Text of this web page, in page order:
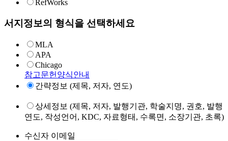
RefWorks
서지정보의 형식을 선택하세요
MLA
APA
Chicago
참고문헌양식안내
간략정보 (제목, 저자, 연도)
상세정보 (제목, 저자, 발행기관, 학술지명, 권호, 발행
연도, 작성언어, KDC, 자료형태, 수록면, 소장기관, 초록)
수신자 이메일